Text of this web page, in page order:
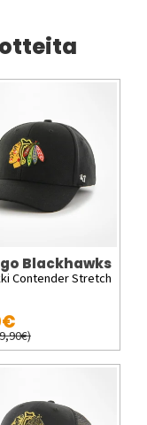
Blackhawks
Contender Stretch